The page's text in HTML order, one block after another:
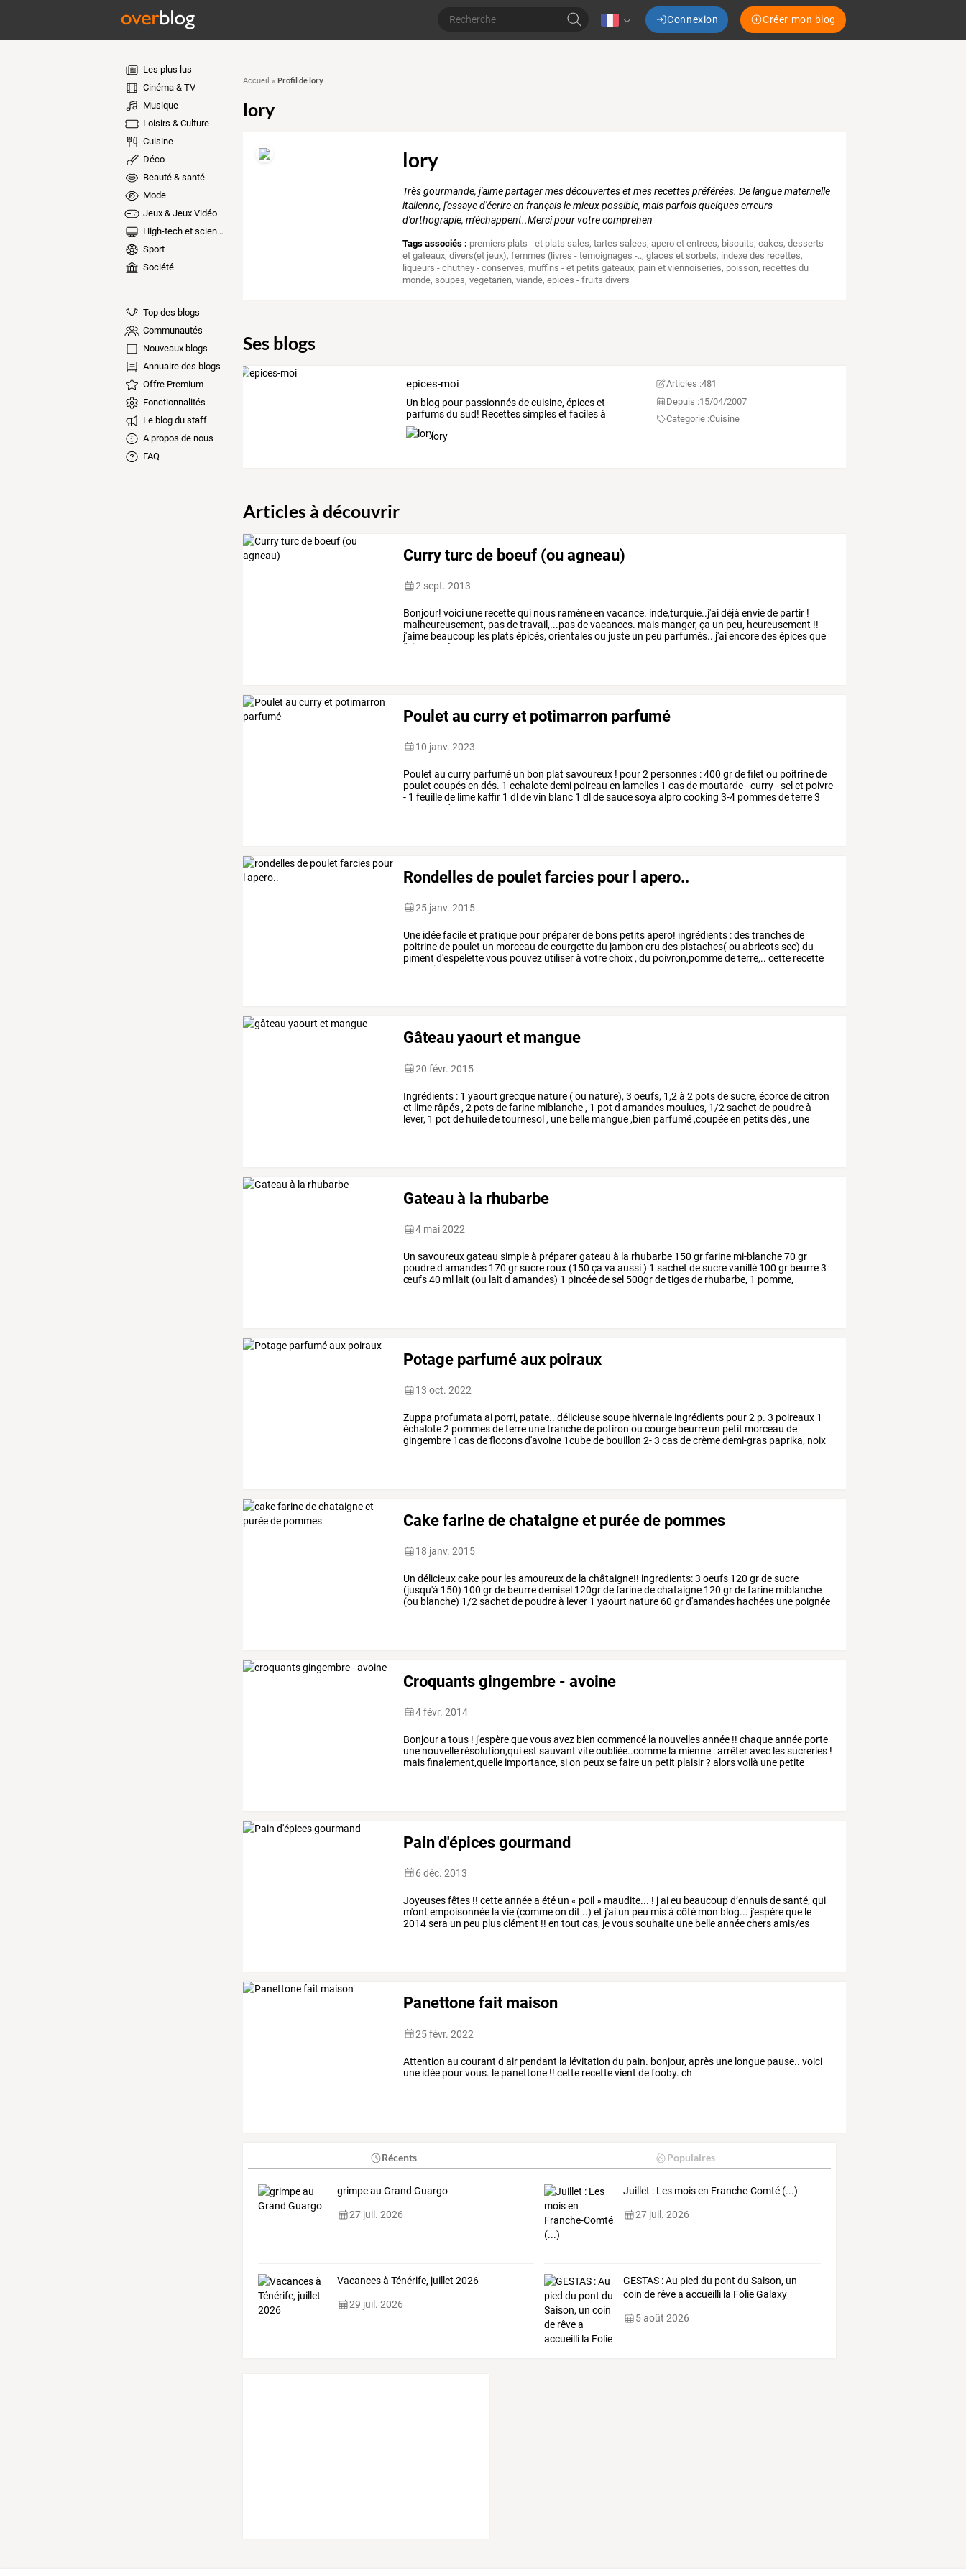
Connexion Créer mon blog
Les plus lus
Cinéma & TV
Musique
Loisirs & Culture
Cuisine
Déco
Beauté & santé
Mode
Jeux & Jeux Vidéo
High-tech et sciences
Sport
Société
Top des blogs
Communautés
Nouveaux blogs
Annuaire des blogs
Offre Premium
Fonctionnalités
Le blog du staff
A propos de nous
FAQ
Accueil » Profil de lory
lory
lory
Très gourmande, j'aime partager mes découvertes et mes recettes préférées. De langue maternelle
italienne, j'essaye d'écrire en français le mieux possible, mais parfois quelques erreurs
d'orthograpie, m'échappent..Merci pour votre comprehen
Tags associés : premiers plats - et plats sales,tartes salees,apero et entrees, biscuits,cakes,desserts
et gateaux,divers(et jeux),femmes (livres - temoignages -..,glaces et sorbets, indexe des recettes,
liqueurs - chutney - conserves, muffins - et petits gateaux, pain et viennoiseries, poisson, recettes du
monde,soupes,vegetarien,viande,epices - fruits divers
Ses blogs
epices-moi
Un blog pourpassionnésdecuisine,épiceset
parfumsdu sud! Recettessimpleset facilesà
réaliser.
lory
Articles :481
Depuis :15/04/2007
Categorie :Cuisine
Articles à découvrir
Curry turc de boeuf (ou agneau)
2 sept. 2013
Bonjour! voici une recettequi nous ramèneen vacance. inde,turquie..j'aidéjà enviede partir !
malheureusement, pasdetravail,...pasdevacances. mais manger, ça un peu, heureusement !!
j'aime beaucoup les platsépicés, orientalesou juste un peu parfumés.. j'aiencoredesépicesque
j'ai ramené
Poulet au curry et potimarron parfumé
10 janv. 2023
Poulet au curry parfumé un bon plat savoureux ! pour2 personnes :400 grdefilet ou poitrinede
poulet coupésen dés. 1 echalotedemi poireau en lamelles 1 casde moutarde-curry-sel et poivre
- 1 feuillede lime kaffir 1 dl devin blanc 1 dl desaucesoya alprocooking 3-4 pommesdeterre3
tranches
de
Rondelles de poulet farcies pour l apero..
25 janv. 2015
Une idéefacileet pratique pour préparerde bons petitsapero! ingrédients :destranchesde
poitrinede poulet un morceau decourgettedu jambon cru des pistaches(ou abricotssec) du
piment d'espelettevous pouvez utiliserà votrechoix , du poivron,pommedeterre,.. cette recette
vraiment pratique
Gâteau yaourt et mangue
20 févr. 2015
Ingrédients : 1 yaourt grecque nature (ou nature), 3 oeufs, 1,2 à 2 potsdesucre, écorcedecitron
et lime râpés , 2 potsdefarine miblanche , 1 pot d amandes moulues, 1/2 sachet de poudreà
lever, 1 pot de huiledetournesol , une belle mangue ,bien parfumé ,coupéeen petitsdès , une
Gateau à la rhubarbe
4 mai 2022
Un savoureuxgateau simpleà préparergateau à la rhubarbe 150 grfarine mi-blanche70 gr
poudred amandes 170 grsucre roux (150 ça va aussi) 1 sachet desucrevanillé 100 gr beurre3
œufs40 ml lait (ou lait d amandes) 1 pincéedesel 500grdetigesde rhubarbe, 1 pomme,
quelques
fraises si aime
Potage parfumé aux poiraux
13 oct. 2022
Zuppa profumata ai porri, patate.. délicieusesoupe hivernale ingrédients pour2 p. 3 poireaux 1
échalote2 pommesdeterre unetranchede potiron ou courge beurre un petit morceau de
gingembre 1casdefloconsd'avoine 1cubede bouillon 2-3 casdecrèmedemi-gras paprika, noix
muscade,
cardamome
Cake farine de chataigne et purée de pommes
18 janv. 2015
Un délicieuxcake pour lesamoureuxde la châtaigne!! ingredients:3 oeufs 120 grdesucre
(jusqu'à 150) 100 grde beurredemisel 120grdefarinedechataigne 120 grdefarine miblanche
(ou blanche) 1/2 sachet de poudreà lever 1 yaourt nature 60 grd'amandes hachées une poignée
de
noisettes entières de
Croquants gingembre - avoine
4 févr. 2014
Bonjoura tous ! j'espèrequevousavez bien commencé la nouvellesannée !! chaqueannée porte
une nouvelle résolution,quiest sauvant viteoubliée..comme la mienne :arrêteravec lessucreries !
maisfinalement,quelle importance, sion peuxsefaire un petit plaisir? alorsvoilà une petite
des
Pain d'épices gourmand
6 déc. 2013
Joyeusesfêtes !! cetteannéea été un « poil » maudite... ! jaieu beaucoupd’ennuisdesanté, qui
m'ont empoisonnée la vie (commeon dit ..) et j'ai un peu misà côté mon blog... j'espèreque le
2014sera un peu plusclément !! en tout cas, jevoussouhaite une belleannéechersamis/es
blogueur/es
Panettone fait maison
25 févr. 2022
Attention au courant d air pendant la lévitation du pain. bonjour, après une longue pause.. voici
une idée pour vous. le panettone !! cette recette vient de fooby. ch
Récents Populaires
grimpe au Grand Guargo
27 juil. 2026
Juillet : Les mois en Franche-Comté (...)
27 juil. 2026
Vacances à Ténérife, juillet 2026
29 juil. 2026
GESTAS : Au pied du pont du Saison, un
coin de rêve a accueilli la Folie Galaxy
5 août 2026